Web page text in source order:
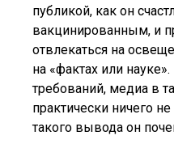
публикой, как он
вакцинированным, и
отвлекаться на
на «фактах или
требований, медиа в
практически ничего
такого вывода он